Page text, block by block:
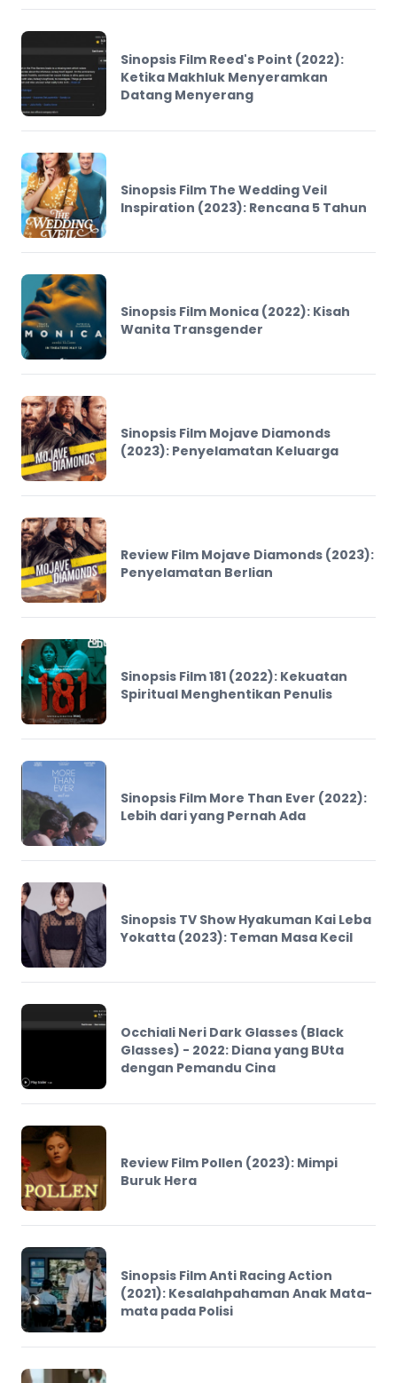
Sinopsis Film Reed's Point (2022):
Ketika Makhluk Menyeramkan
Datang Menyerang
Sinopsis Film The Wedding Veil
Inspiration (2023): Rencana 5 Tahun
Sinopsis Film Monica (2022): Kisah
Wanita Transgender
Sinopsis Film Mojave Diamonds
(2023): Penyelamatan Keluarga
Review Film Mojave Diamonds (2023):
Penyelamatan Berlian
Sinopsis Film 181 (2022): Kekuatan
Spiritual Menghentikan Penulis
Sinopsis Film More Than Ever (2022):
Lebih dari yang Pernah Ada
Sinopsis TV Show Hyakuman Kai Leba
Yokatta (2023): Teman Masa Kecil
Occhiali Neri Dark Glasses (Black
Glasses) - 2022: Diana yang BUta
dengan Pemandu Cina
Review Film Pollen (2023): Mimpi
Buruk Hera
Sinopsis Film Anti Racing Action
(2021): Kesalahpahaman Anak Mata-
mata pada Polisi